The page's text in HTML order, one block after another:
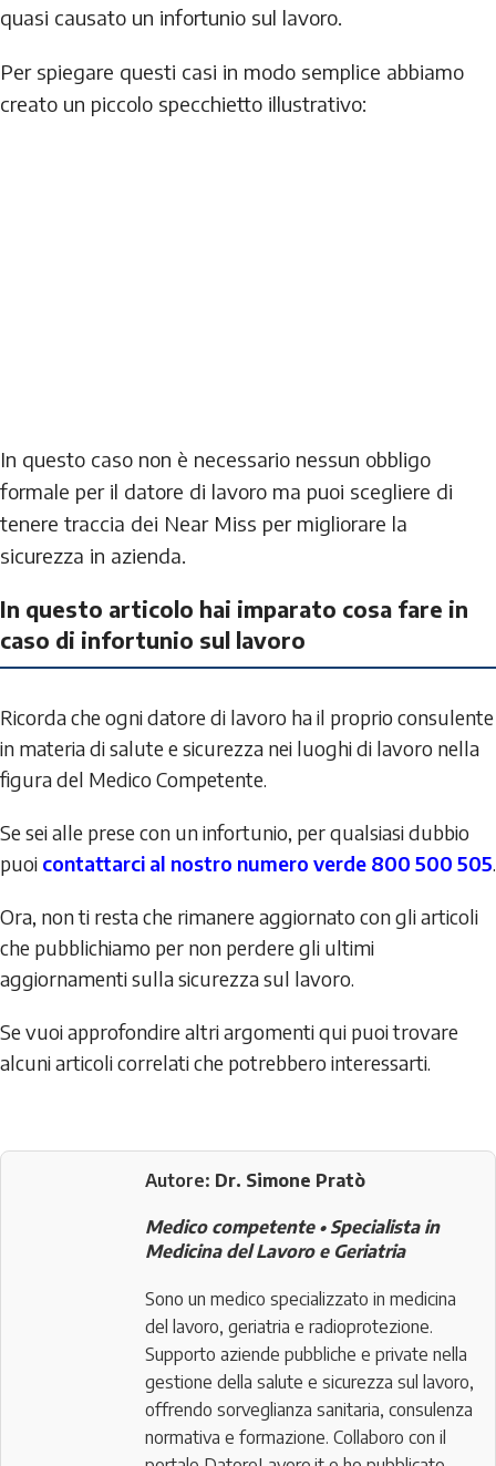
quasi causato un infortunio sul lavoro.
Per spiegare questi casi in modo semplice abbiamo
creato un piccolo specchietto illustrativo:
In questo caso non è necessario nessun obbligo
formale per il datore di lavoro ma puoi scegliere di
tenere traccia dei Near Miss per migliorare la
sicurezza in azienda.
In questo articolo hai imparato cosa fare in
caso di infortunio sul lavoro
Ricorda che ogni datore di lavoro ha il proprio consulente
in materia di salute e sicurezza nei luoghi di lavoro nella
figura del Medico Competente.
Se sei alle prese con un infortunio, per qualsiasi dubbio
puoi contattarci al nostro numero verde 800 500 505.
Ora, non ti resta che rimanere aggiornato con gli articoli
che pubblichiamo per non perdere gli ultimi
aggiornamenti sulla sicurezza sul lavoro.
Se vuoi approfondire altri argomenti qui puoi trovare
alcuni articoli correlati che potrebbero interessarti.
Autore: Dr. Simone Pratò
Medico competente • Specialista in
Medicina del Lavoro e Geriatria
Sono un medico specializzato in medicina
del lavoro, geriatria e radioprotezione.
Supporto aziende pubbliche e private nella
gestione della salute e sicurezza sul lavoro,
offrendo sorveglianza sanitaria, consulenza
normativa e formazione. Collaboro con il